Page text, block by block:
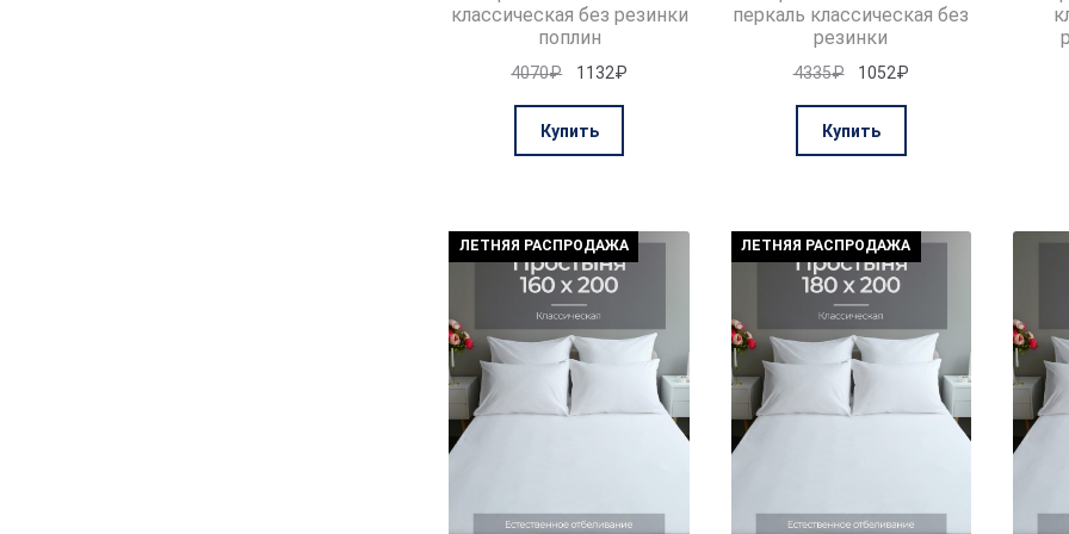
классическая без резинки
поплин
4070₽
Первоначальная
составляла
4070₽.
1132₽Текущая
Купить
перкаль классическая без
резинки
4335₽
Первоначальная
составляла
4335₽.
1052₽
Купить
ЛЕТНЯЯ РАСПРОДАЖА ЛЕТНЯЯ РАСПРОДАЖА